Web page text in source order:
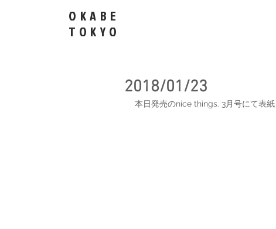
OKABE
​TOKYO
2018/01/23
本日発売のnice things. 3月号にて表紙